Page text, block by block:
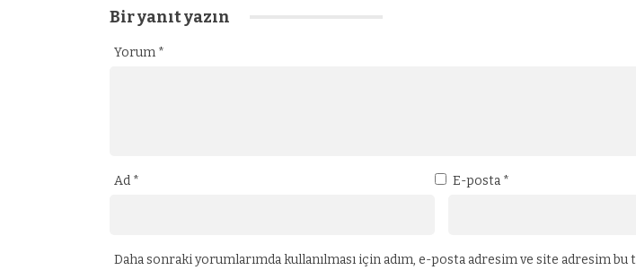
Bir yanıt yazın
Yorum *
Ad * E-posta *
Daha sonraki yorumlarımda kullanılması için adım, e-posta adresim ve site adresim bu